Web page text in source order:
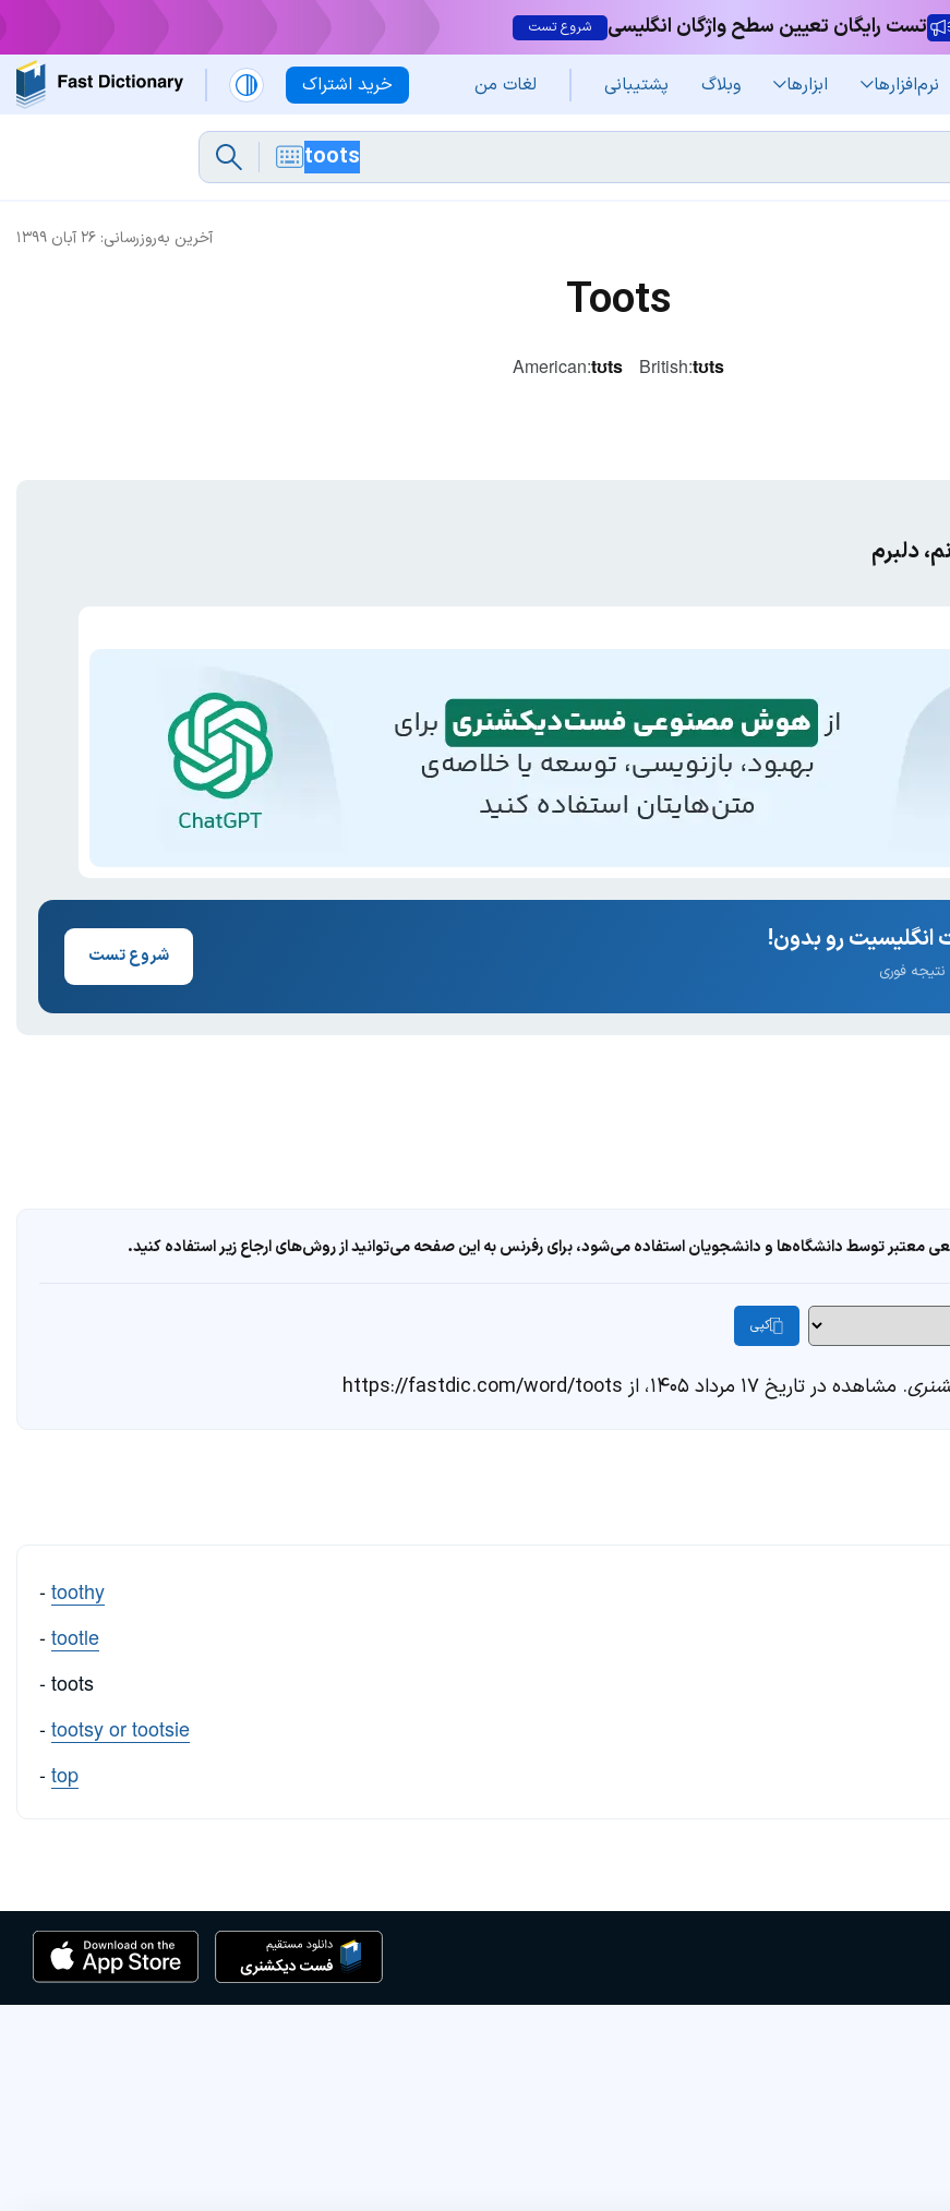
تست رایگان تعیین سطح واژگان انگلیسی شروع تست
خرید اشتراک نرم‌افزار‌ها ابزارها وبلاگ پشتیبانی لغات من
آخرین به‌روزرسانی: ۲۶ آبان ۱۳۹۹
Toots
American:tʊts British:tʊts
دلبرم
رو بدون!
شروع تست
معتبر توسط دانشگاه‌ها و دانشجویان استفاده می‌شود، برای رفرنس به این صفحه می‌توانید از روش‌های ارجاع زیر استفاده کنید.
کپی
. مشاهده در تاریخ ۱۷ مرداد ۱۴۰۵، از https://fastdic.com/word/toots
-toothy
-tootle
- toots
-tootsy or tootsie
-top